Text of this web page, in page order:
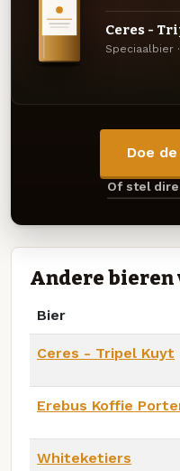
Ceres -
Speciaalbier
Doe
Of stel
Andere bieren
Bier
Ceres - Tripel Kuyt
Erebus Koffie
Whiteketiers